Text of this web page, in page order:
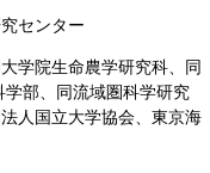
センター
学院生命農学研究科、同
部、同流域圏科学研究
人国立大学協会、東京海